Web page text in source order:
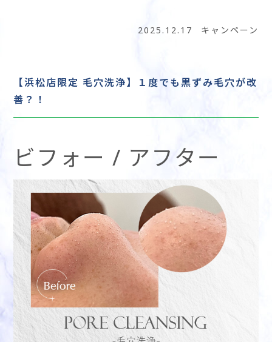
2025.12.17 キャンペーン
【浜松店限定 毛穴洗浄】１度でも黒ずみ毛穴が改
善？！
ビフォー / アフター